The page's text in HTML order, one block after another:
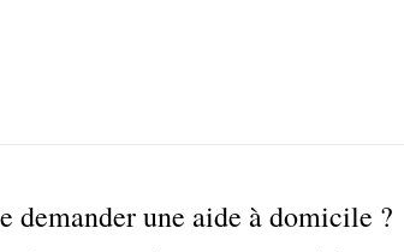
demander une aide à domicile ?